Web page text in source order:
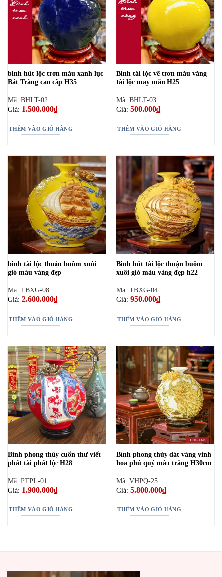
bình hút lộc trơn màu xanh lục
Bát Tràng cao cấp H35
Mã: BHLT-02
Giá: 1.500.000₫
THÊM VÀO GIỎ HÀNG
Bình tài lộc vẽ trơn màu vàng
tài lộc may mắn H25
Mã: BHLT-03
Giá: 500.000₫
THÊM VÀO GIỎ HÀNG
bình tài lộc thuận buồm xuôi
gió màu vàng đẹp
Mã: TBXG-08
Giá: 2.600.000₫
THÊM VÀO GIỎ HÀNG
Bình hút tài lộc thuận buồm
xuôi gió màu vàng đẹp h22
Mã: TBXG-04
Giá: 950.000₫
THÊM VÀO GIỎ HÀNG
Bình phong thủy cuốn thư viết
phát tài phát lộc H28
Mã: PTPL-01
Giá: 1.900.000₫
THÊM VÀO GIỎ HÀNG
Bình phong thủy dát vàng vinh
hoa phú quý màu trắng H30cm
Mã: VHPQ-25
Giá: 5.800.000₫
THÊM VÀO GIỎ HÀNG